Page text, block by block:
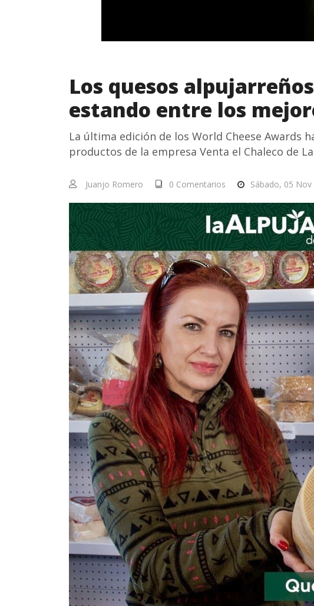
Los quesos
estando entre los
La última edición de los World Cheese Awards
productos de la empresa Venta el Chaleco de
Juanjo Romero 0 Comentarios Sábado, 05 Nov